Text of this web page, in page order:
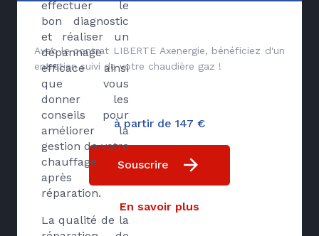
effectuer le
bon diagnostic
et réaliser un
dépannage
efficace ainsi
que vous
donner les
conseils pour
améliorer la
gestion de votre
chauffage
après
réparation.
La qualité de la
Avec le contrat LIBERTE Axenergie, bénéficiez d'un
entretien suivi de votre chaudière gaz !
à partir de 147 €
Souscrire
En savoir plus